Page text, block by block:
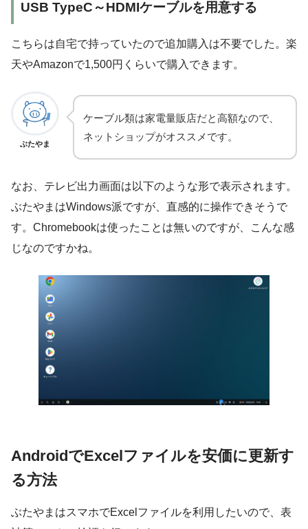
USB TypeC～HDMIケーブルを用意する
こちらは自宅で持っていたので追加購入は不要でした。楽
天やAmazonで1,500円くらいで購入できます。
ぶたやま
ケーブル類は家電量販店だと高額なので、
ネットショップがオススメです。
なお、テレビ出力画面は以下のような形で表示されます。
ぶたやまはWindows派ですが、直感的に操作できそうで
す。Chromebookは使ったことは無いのですが、こんな感
じなのですかね。
AndroidでExcelファイルを安価に更新す
る方法
ぶたやまはスマホでExcelファイルを利用したいので、表